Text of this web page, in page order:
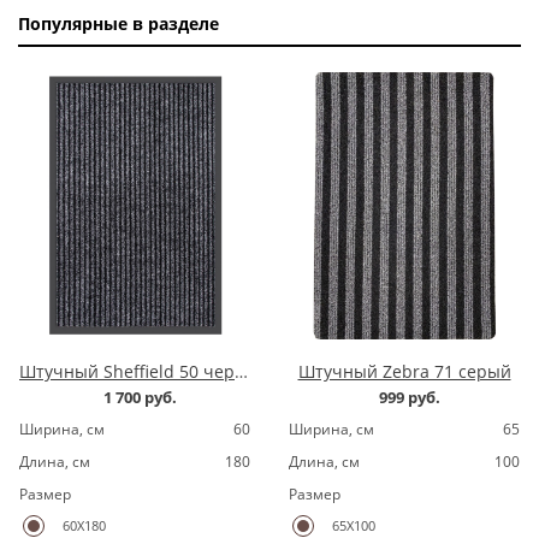
Популярные в разделе
Штучный Sheffield 50 черный
1 700 руб.
Ширина, cм
60
Длина, cм
180
Размер
60X180
Штучный Zebra 71 серый
999 руб.
Ширина, cм
65
Длина, cм
100
Размер
65X100